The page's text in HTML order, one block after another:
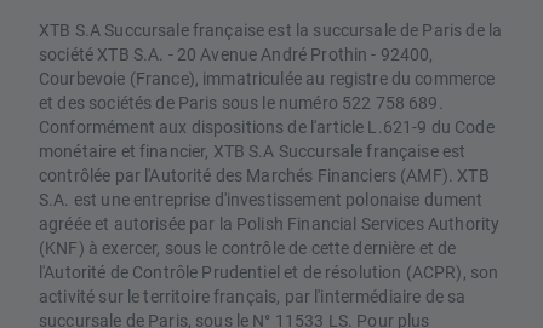
XTB S.A Succursale française est la succursale de Paris de la
société XTB S.A. - 20 Avenue André Prothin - 92400,
Courbevoie (France), immatriculée au registre du commerce
et des sociétés de Paris sous le numéro 522 758 689.
Conformément aux dispositions de l'article L.621-9 du Code
monétaire et financier, XTB S.A Succursale française est
contrôlée par l'Autorité des Marchés Financiers (AMF). XTB
S.A. est une entreprise d'investissement polonaise dument
agréée et autorisée par la Polish Financial Services Authority
(KNF) à exercer, sous le contrôle de cette dernière et de
l'Autorité de Contrôle Prudentiel et de résolution (ACPR), son
activité sur le territoire français, par l'intermédiaire de sa
succursale de Paris, sous le N° 11533 LS. Pour plus